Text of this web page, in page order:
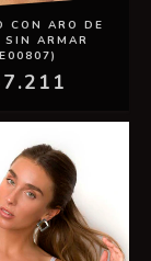
CON ARO DE
SIN ARMAR